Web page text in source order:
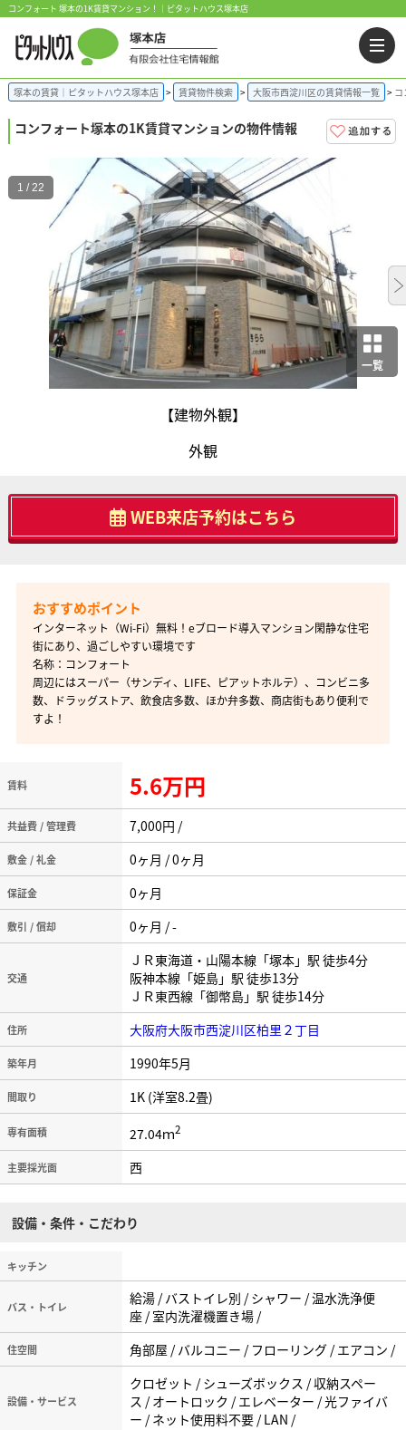
コンフォート 塚本の1K賃貸マンション！｜ピタットハウス塚本店
塚本の賃貸｜ピタットハウス塚本店 賃貸物件検索 大阪市西淀川区の賃貸情報一覧
コンフォート塚本の1K賃貸マンションの物件情報
一覧
【建物外観】
外観
1 / 22
WEB来店予約はこちら
インターネット（Wi-Fi）無料！eブロード導入マンション閑静な住宅
街にあり、過ごしやすい環境です
名称：コンフォート
周辺にはスーパー（サンディ、LIFE、ピアットホルテ）、コンビニ多
数、ドラッグストア、飲食店多数、ほか弁多数、商店街もあり便利で
すよ！
賃料 5.6万円
共益費 / 管理費 7,000円 /
敷金 / 礼金 0ヶ月 / 0ヶ月
保証金 0ヶ月
敷引 / 償却 0ヶ月 / -
交通
ＪＲ東海道・山陽本線「塚本」駅 徒歩4分
阪神本線「姫島」駅 徒歩13分
ＪＲ東西線「御幣島」駅 徒歩14分
住所 大阪府大阪市西淀川区柏里２丁目
築年月 1990年5月
間取り 1K (洋室8.2畳)
専有面積 27.04ｍ2
主要採光面 西
設備・条件・こだわり
キッチン
バス・トイレ
給湯 / バストイレ別 / シャワー / 温水洗浄便
座 / 室内洗濯機置き場 /
住空間 角部屋 / バルコニー / フローリング / エアコン /
設備・サービス
クロゼット / シューズボックス / 収納スペー
ス / オートロック / エレベーター / 光ファイバ
ー / ネット使用料不要 / LAN /